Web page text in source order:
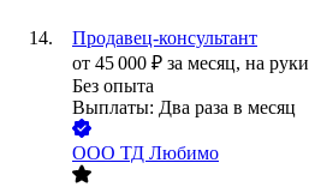
Продавец-консультант
от 45 000 ₽ за месяц, на руки
Без опыта
Выплаты: Два раза в месяц
ООО ТД Любимо